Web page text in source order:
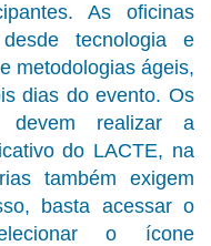
As oficinas
tecnologia e
metodologias ágeis,
dias do evento. Os
devem realizar a
do LACTE, na
também exigem
basta acessar o
o ícone